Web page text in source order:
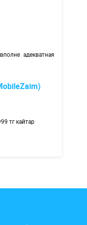
адекватная
тг кайтар